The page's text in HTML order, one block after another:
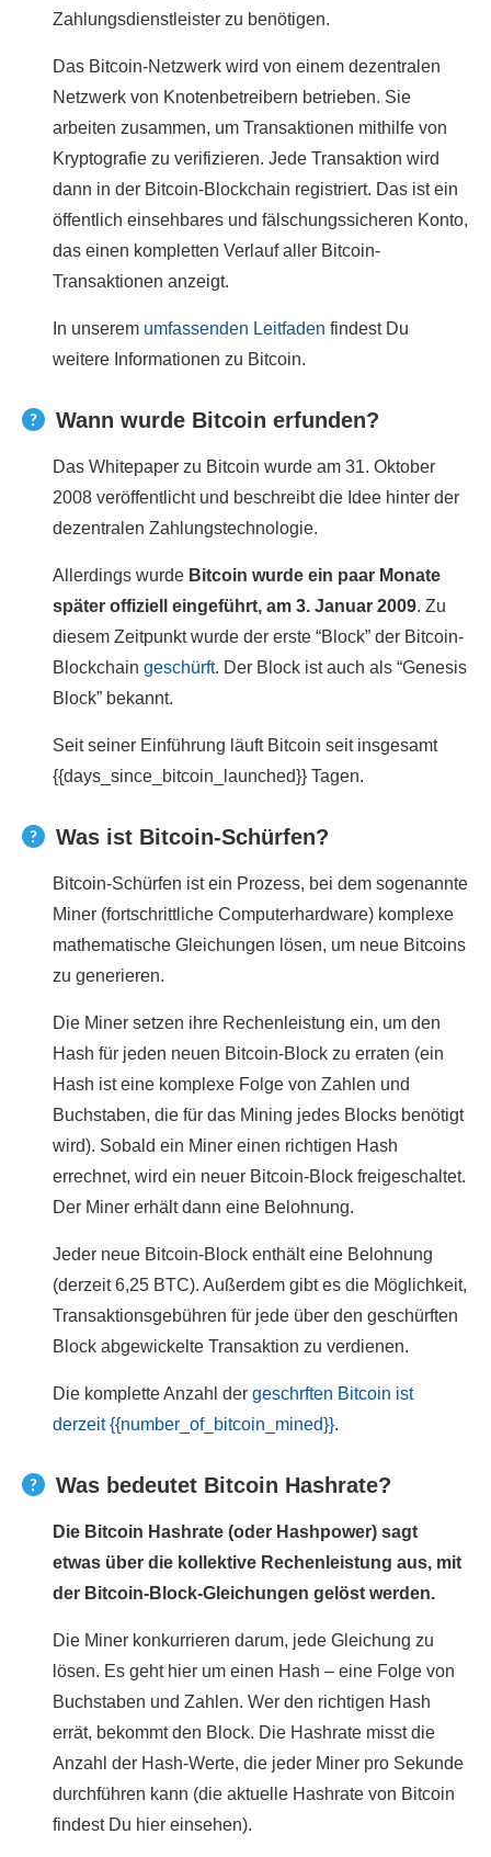
Zahlungsdienstleister zu benötigen.
Das Bitcoin-Netzwerk wird von einem dezentralen
Netzwerk von Knotenbetreibern betrieben. Sie
arbeiten zusammen, um Transaktionen mithilfe von
Kryptografie zu verifizieren. Jede Transaktion wird
dann in der Bitcoin-Blockchain registriert. Das ist ein
öffentlich einsehbares und fälschungssicheren Konto,
das einen kompletten Verlauf aller Bitcoin-
Transaktionen anzeigt.
In unserem umfassenden Leitfaden findest Du
weitere Informationen zu Bitcoin.
Wann wurde Bitcoin erfunden?
Das Whitepaper zu Bitcoin wurde am 31. Oktober
2008 veröffentlicht und beschreibt die Idee hinter der
dezentralen Zahlungstechnologie.
Allerdings wurde Bitcoin wurde ein paar Monate
später offiziell eingeführt, am 3. Januar 2009. Zu
diesem Zeitpunkt wurde der erste “Block” der Bitcoin-
Blockchain geschürft. Der Block ist auch als “Genesis
Block” bekannt.
Seit seiner Einführung läuft Bitcoin seit insgesamt
{{days_since_bitcoin_launched}} Tagen.
Was ist Bitcoin-Schürfen?
Bitcoin-Schürfen ist ein Prozess, bei dem sogenannte
Miner (fortschrittliche Computerhardware) komplexe
mathematische Gleichungen lösen, um neue Bitcoins
zu generieren.
Die Miner setzen ihre Rechenleistung ein, um den
Hash für jeden neuen Bitcoin-Block zu erraten (ein
Hash ist eine komplexe Folge von Zahlen und
Buchstaben, die für das Mining jedes Blocks benötigt
wird). Sobald ein Miner einen richtigen Hash
errechnet, wird ein neuer Bitcoin-Block freigeschaltet.
Der Miner erhält dann eine Belohnung.
Jeder neue Bitcoin-Block enthält eine Belohnung
(derzeit 6,25 BTC). Außerdem gibt es die Möglichkeit,
Transaktionsgebühren für jede über den geschürften
Block abgewickelte Transaktion zu verdienen.
Die komplette Anzahl der geschrften Bitcoin ist
derzeit {{number_of_bitcoin_mined}}.
Was bedeutet Bitcoin Hashrate?
Die Bitcoin Hashrate (oder Hashpower) sagt
etwas über die kollektive Rechenleistung aus, mit
der Bitcoin-Block-Gleichungen gelöst werden.
Die Miner konkurrieren darum, jede Gleichung zu
lösen. Es geht hier um einen Hash – eine Folge von
Buchstaben und Zahlen. Wer den richtigen Hash
errät, bekommt den Block. Die Hashrate misst die
Anzahl der Hash-Werte, die jeder Miner pro Sekunde
durchführen kann (die aktuelle Hashrate von Bitcoin
findest Du hier einsehen).